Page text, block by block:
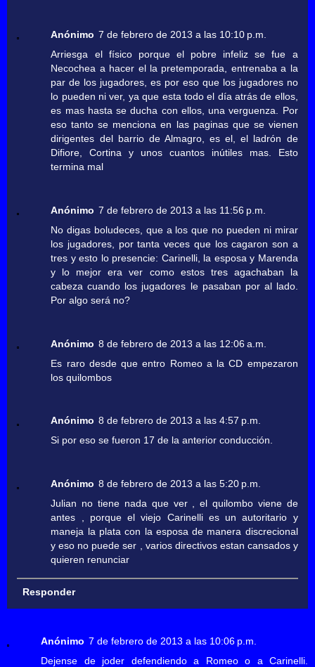
Anónimo 7 de febrero de 2013 a las 10:10 p.m.
Arriesga el físico porque el pobre infeliz se fue a
Necochea a hacer el la pretemporada, entrenaba a la
par de los jugadores, es por eso que los jugadores no
lo pueden ni ver, ya que esta todo el día atrás de ellos,
es mas hasta se ducha con ellos, una verguenza. Por
eso tanto se menciona en las paginas que se vienen
dirigentes del barrio de Almagro, es el, el ladrón de
Difiore, Cortina y unos cuantos inútiles mas. Esto
termina mal
Anónimo 7 de febrero de 2013 a las 11:56 p.m.
No digas boludeces, que a los que no pueden ni mirar
los jugadores, por tanta veces que los cagaron son a
tres y esto lo presencie: Carinelli, la esposa y Marenda
y lo mejor era ver como estos tres agachaban la
cabeza cuando los jugadores le pasaban por al lado.
Por algo será no?
Anónimo 8 de febrero de 2013 a las 12:06 a.m.
Es raro desde que entro Romeo a la CD empezaron
los quilombos
Anónimo 8 de febrero de 2013 a las 4:57 p.m.
Si por eso se fueron 17 de la anterior conducción.
Anónimo 8 de febrero de 2013 a las 5:20 p.m.
Julian no tiene nada que ver , el quilombo viene de
antes , porque el viejo Carinelli es un autoritario y
maneja la plata con la esposa de manera discrecional
y eso no puede ser , varios directivos estan cansados y
quieren renunciar
Responder
Anónimo 7 de febrero de 2013 a las 10:06 p.m.
Dejense de joder defendiendo a Romeo o a Carinelli.